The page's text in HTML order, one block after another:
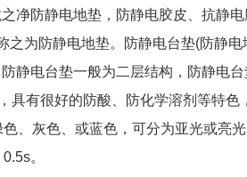
净防静电地垫，防静电胶皮、抗静电
之为防静电地垫。防静电台垫(防静电
静电台垫一般为二层结构，防静电台
具有很好的防酸、防化学溶剂等特色
、灰色、或蓝色，可分为亚光或亮
。